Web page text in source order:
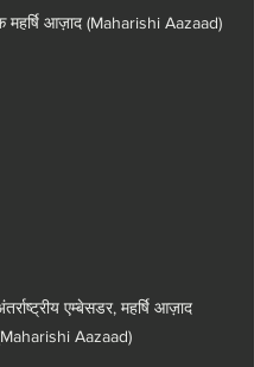
महर्षि आज़ाद (Maharishi Aazaad)
एम्बेसडर, महर्षि आज़ाद
Aazaad)